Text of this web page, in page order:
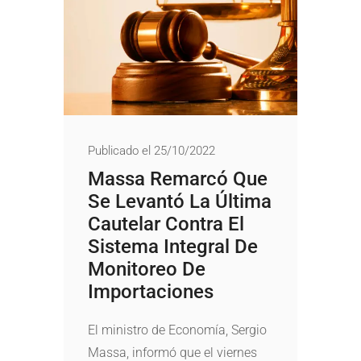
Publicado el 25/10/2022
Massa Remarcó Que
Se Levantó La Última
Cautelar Contra El
Sistema Integral De
Monitoreo De
Importaciones
El ministro de Economía, Sergio
Massa, informó que el viernes